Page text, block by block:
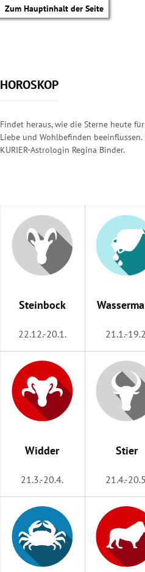
Zum Hauptinhalt der Seite
Untermenü
Untermenü
Untermenü
Untermenü
HOROSKOP
Findet heraus, wie die Sterne heute
Liebe und Wohlbefinden
KURIER-Astrologin Regina Binder.
Steinbock
22.12.-20.1. 21.1.-
Widder
21.3.-20.4.
Stier
21.4.-